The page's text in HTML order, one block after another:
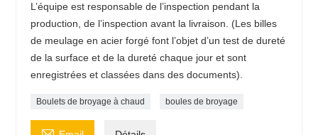
L’équipe est responsable de l’inspection pendant la
production, de l’inspection avant la livraison. (Les billes
de meulage en acier forgé font l’objet d’un test de dureté
de la surface et de la dureté chaque jour et sont
enregistrées et classées dans des documents).
Boulets de broyage à chaud boules de broyage